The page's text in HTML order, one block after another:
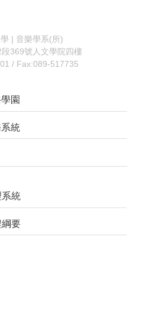
| 音樂學系(所)
369號人文學院四樓
/ Fax:089-517735
園
統
統
要